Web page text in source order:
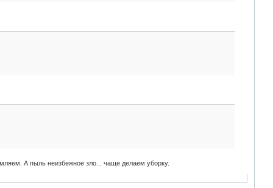
А пыль неизбежное зло... чаще делаем уборку.